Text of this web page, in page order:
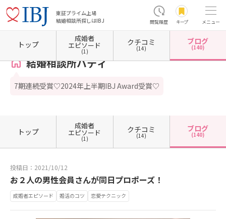
東証プライム上場
結婚相談所探しはIBJ
閲覧履歴 キープ メニュー
ホーム 神奈川県の結婚相談所 神奈川県平塚市 結婚相談所バディ カウンセラーブロ
結婚相談所バディ
7期連続受賞♡2024年上半期IBJ Award受賞♡
トップ
成婚者
エピソード
(1)
クチコミ
(14)
ブログ
(140)
トップ
成婚者
エピソード
(1)
クチコミ
(14)
ブログ
(140)
投稿日：2021/10/12
お２人の男性会員さんが同日プロポーズ！
成婚者エピソード 婚活のコツ 恋愛テクニック